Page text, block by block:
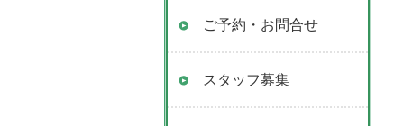
ご予約・お問合せ
スタッフ募集